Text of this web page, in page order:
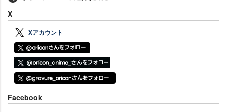
X
Xアカウント
Facebook